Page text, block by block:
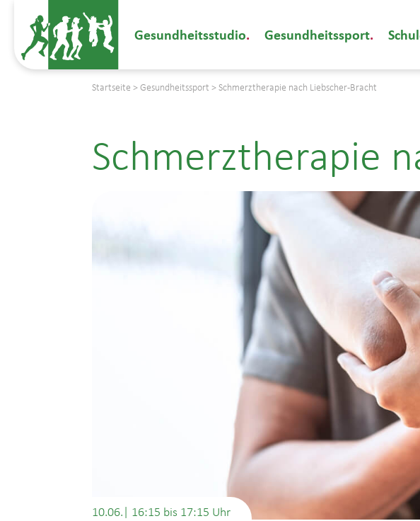
Gesundheitsstudio Gesundheitssport
Startseite > Gesundheitssport > Schmerztherapie nach Liebscher-Bracht
Schmerztherapie
10.06.| 16:15 bis 17:15